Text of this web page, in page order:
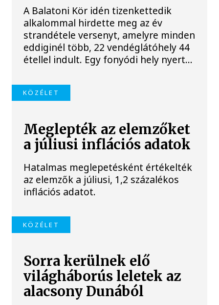
A Balatoni Kör idén tizenkettedik
alkalommal hirdette meg az év
strandétele versenyt, amelyre minden
eddiginél több, 22 vendéglátóhely 44
étellel indult. Egy fonyódi hely nyert...
KÖZÉLET
Meglepték az elemzőket
a júliusi inflációs adatok
Hatalmas meglepetésként értékelték
az elemzők a júliusi, 1,2 százalékos
inflációs adatot.
KÖZÉLET
Sorra kerülnek elő
világháborús leletek az
alacsony Dunából